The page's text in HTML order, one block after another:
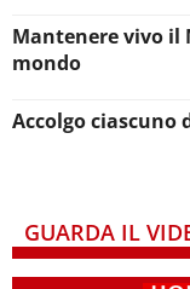
Mantenere vivo il
mondo
Accolgo ciascuno
GUARDA IL